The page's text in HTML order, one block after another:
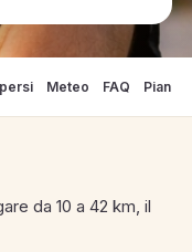
Meteo FAQ Piano
da 10 a 42 km, il